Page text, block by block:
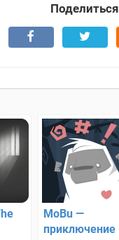
Поделиться
MoBu —
приключение